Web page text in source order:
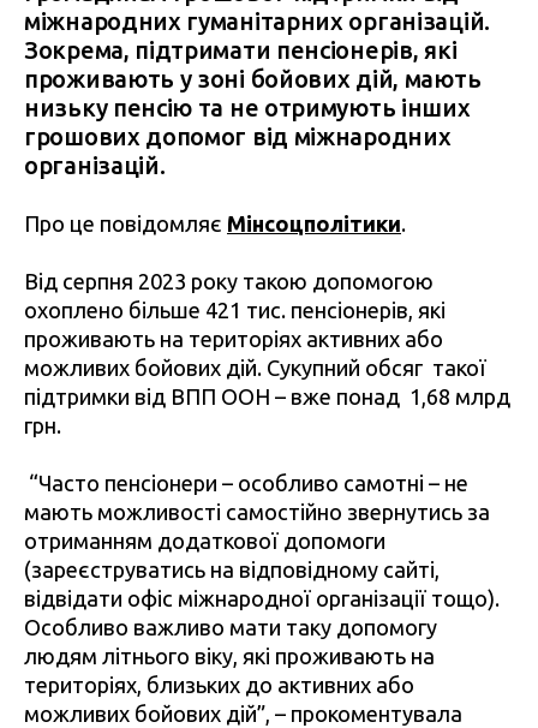
міжнародних гуманітарних організацій.
Зокрема, підтримати пенсіонерів, які
проживають у зоні бойових дій, мають
низьку пенсію та не отримують інших
грошових допомог від міжнародних
організацій.
Про це повідомляє Мінсоцполітики.
Від серпня 2023 року такою допомогою
охоплено більше 421 тис. пенсіонерів, які
проживають на територіях активних або
можливих бойових дій. Сукупний обсяг такої
підтримки від ВПП ООН – вже понад 1,68 млрд
грн.
“Часто пенсіонери – особливо самотні – не
мають можливості самостійно звернутись за
отриманням додаткової допомоги
(зареєструватись на відповідному сайті,
відвідати офіс міжнародної організації тощо).
Особливо важливо мати таку допомогу
людям літнього віку, які проживають на
територіях, близьких до активних або
можливих бойових дій”, – прокоментувала